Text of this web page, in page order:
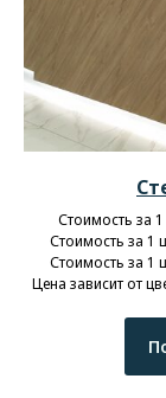
Стоимость за
Стоимость за 1
Стоимость за 1
Цена зависит от